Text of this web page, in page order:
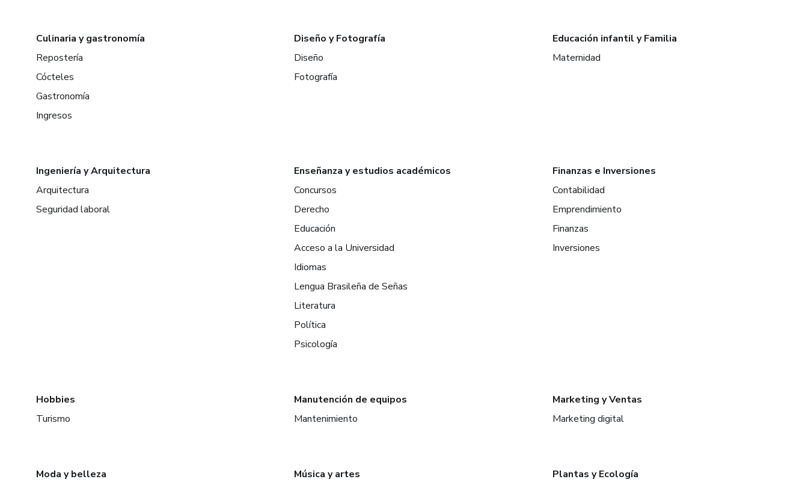
Culinaria y gastronomía
Repostería
Cócteles
Gastronomía
Ingresos
Diseño y Fotografía
Diseño
Fotografía
Educación infantil y Familia
Maternidad
Ingeniería y Arquitectura
Arquitectura
Seguridad laboral
Enseñanza y estudios académicos
Concursos
Derecho
Educación
Acceso a la Universidad
Idiomas
Lengua Brasileña de Señas
Literatura
Política
Psicología
Finanzas e Inversiones
Contabilidad
Emprendimiento
Finanzas
Inversiones
Hobbies
Turismo
Manutención de equipos
Mantenimiento
Marketing y Ventas
Marketing digital
Moda y belleza Música y artes Plantas y Ecología